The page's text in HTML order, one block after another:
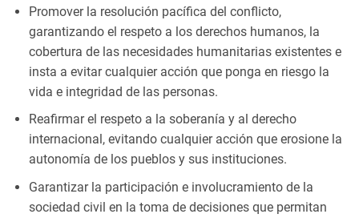
Promover la resolución pacífica del conflicto,
garantizando el respeto a los derechos humanos, la
cobertura de las necesidades humanitarias existentes e
insta a evitar cualquier acción que ponga en riesgo la
vida e integridad de las personas.
Reafirmar el respeto a la soberanía y al derecho
internacional, evitando cualquier acción que erosione la
autonomía de los pueblos y sus instituciones.
Garantizar la participación e involucramiento de la
sociedad civil en la toma de decisiones que permitan